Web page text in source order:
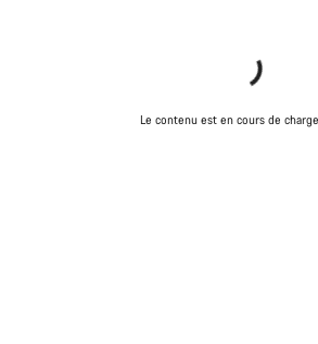
Le contenu est en cours de